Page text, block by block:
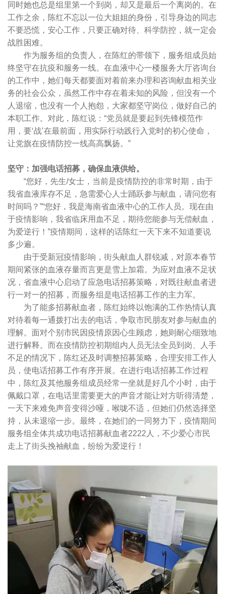
同时她也总是组里第一个到岗，却又是最后一个离岗的。在
工作之余，陈红不忘以一位大姐姐的身份，引导身边的同志
不要恐慌，安心工作，只要正确对待、科学防控，就一定会
战胜困难。
作为服务组的负责人，在陈红的带领下，服务组成员始
终坚守在抗疫和服务一线。在血液中心一楼服务大厅咨询台
的工作中，她们每天都要面对着前来办理和咨询献血相关业
务的社会公众，虽然工作中存在着未知的风险，但没有一个
人退缩，也没有一个人抱怨，大家都坚守岗位，做好自己的
本职工作。对此，陈红说：“党员就是要起到先锋模范作
用，要‘战’在最前面，用实际行动践行入党时的初心使命，
让党旗在疫情防控一线高高飘扬。”
坚守：加强电话招募，确保血液供给。
“您好，先生/女士，当前是疫情防控的非常时期，由于
我省血液库存不足，急需爱心人士踊跃参与献血，请问您有
时间吗？”“您好，我是海南省血液中心的工作人员。现在由
于疫情影响，我省临床用血不足，期待您能参与无偿献血，
为爱逆行！”疫情期间，这样的话陈红一天下来不知道要说
多少遍。
由于受新冠疫情影响，街头献血人群锐减，对原本春节
期间紧张的血液存量而言更是雪上加霜。为应对血液不足状
况，省血液中心启动了应急电话招募策略，对既往献血者进
行一对一的招募，而服务组是电话招募工作的主力军。
为了能多招募献血者，陈红始终以饱满的工作热情认真
对待着每一通拨打出去的电话，争取市民朋友对参与献血的
理解。面对个别市民因疫情原因心生顾虑，她则耐心细致地
进行解释。而在疫情防控初期组内人员无法全员到岗、人手
不足的情况下，陈红还及时调整招募策略，合理安排工作人
员，使电话招募工作有序开展。在进行电话招募工作过程
中，陈红及其他服务组成员经常一坐就是好几个小时，由于
佩戴口罩，在电话里需要更大的声音才能让对方听得清楚，
一天下来难免声音变得沙哑，喉咙不适，但她们仍然选择坚
持，从未退缩一步。最终，在她们的一同努力下，疫情期间
服务组全体共成功电话招募献血者2222人，不少爱心市民
走上了街头挽袖献血，纷纷为爱逆行！